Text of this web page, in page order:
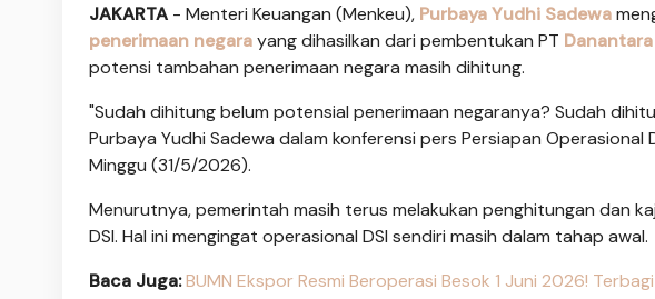
JAKARTA - Menteri Keuangan (Menkeu), Purbaya Yudhi Sadewa
penerimaan negarayang dihasilkan dari pembentukan PT
potensi tambahan penerimaan negara masih dihitung.
"Sudah dihitung belum potensial penerimaan negaranya? Sudah
Purbaya Yudhi Sadewa dalam konferensi pers Persiapan
Minggu (31/5/2026).
Menurutnya, pemerintah masih terus melakukan penghitungan dan
DSI. Hal ini mengingat operasional DSI sendiri masih dalam tahap awal.
Baca Juga:BUMN Ekspor Resmi Beroperasi Besok 1 Juni 2026!